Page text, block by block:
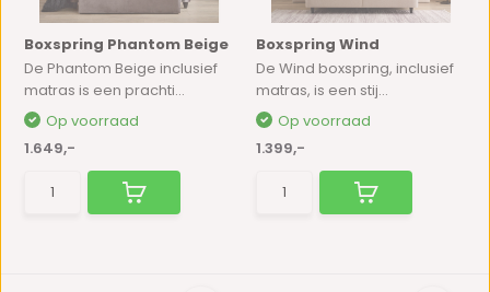
Boxspring Phantom Beige
De Phantom Beige inclusief
matras is een prachti...
Op voorraad
1.649,-
Boxspring Wind
De Wind boxspring, inclusief
matras, is een stij...
Op voorraad
1.399,-